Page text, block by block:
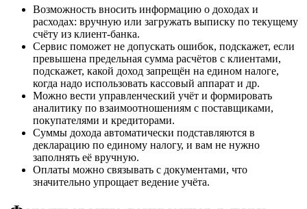
Возможность вносить информацию о доходах и
расходах: вручную или загружать выписку по текущему
счёту из клиент-банка.
Сервис поможет не допускать ошибок, подскажет, если
превышена предельная сумма расчётов с клиентами,
подскажет, какой доход запрещён на едином налоге,
когда надо использовать кассовый аппарат и др.
Можно вести управленческий учёт и формировать
аналитику по взаимоотношениям с поставщиками,
покупателями и кредиторами.
Суммы дохода автоматически подставляются в
декларацию по единому налогу, и вам не нужно
заполнять её вручную.
Оплаты можно связывать с документами, что
значительно упрощает ведение учёта.